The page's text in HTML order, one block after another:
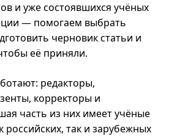
и уже состоявшихся учёных
— помогаем выбрать
черновик статьи и
её приняли.
редакторы,
корректоры и
часть из них имеет учёные
российских, так и зарубежных